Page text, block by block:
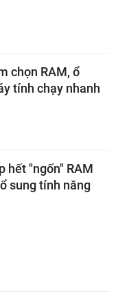
chọn RAM, ổ
tính chạy nhanh
hết "ngốn" RAM
sung tính năng